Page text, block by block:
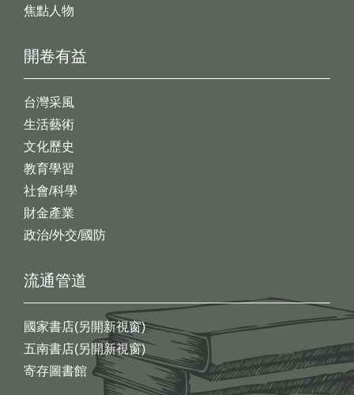
開卷有益
台灣采風
生活藝術
文化歷史
教育學習
社會/科學
財金產業
政治/外交/國防
焦點人物
流通管道
國家書店(另開新視窗)
五南書店(另開新視窗)
寄存圖書館